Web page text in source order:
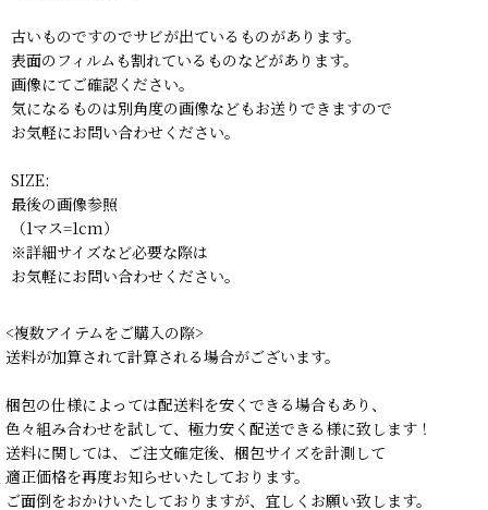
古いものですのでサビが出ているものがあります。
表面のフィルムも割れているものなどがあります。
画像にてご確認ください。
気になるものは別角度の画像などもお送りできますので
お気軽にお問い合わせください。
SIZE:
最後の画像参照
（1マス=1cm）
※詳細サイズなど必要な際は
お気軽にお問い合わせください。
<複数アイテムをご購入の際>
送料が加算されて計算される場合がございます。
梱包の仕様によっては配送料を安くできる場合もあり、
色々組み合わせを試して、極力安く配送できる様に致します！
送料に関しては、ご注文確定後、梱包サイズを計測して
適正価格を再度お知らせいたしております。
ご面倒をおかけいたしておりますが、宜しくお願い致します。